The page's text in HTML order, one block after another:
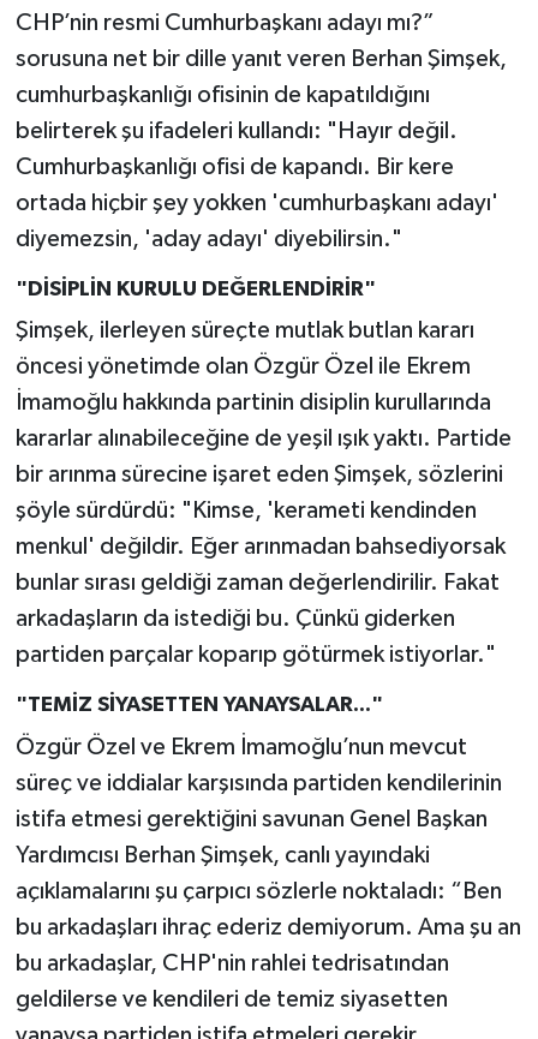
CHP’nin resmi Cumhurbaşkanı adayı mı?”
sorusuna net bir dille yanıt veren Berhan Şimşek,
cumhurbaşkanlığı ofisinin de kapatıldığını
belirterek şu ifadeleri kullandı: "Hayır değil.
Cumhurbaşkanlığı ofisi de kapandı. Bir kere
ortada hiçbir şey yokken 'cumhurbaşkanı adayı'
diyemezsin, 'aday adayı' diyebilirsin."
"DİSİPLİN KURULU DEĞERLENDİRİR"
Şimşek, ilerleyen süreçte mutlak butlan kararı
öncesi yönetimde olan Özgür Özel ile Ekrem
İmamoğlu hakkında partinin disiplin kurullarında
kararlar alınabileceğine de yeşil ışık yaktı. Partide
bir arınma sürecine işaret eden Şimşek, sözlerini
şöyle sürdürdü: "Kimse, 'kerameti kendinden
menkul' değildir. Eğer arınmadan bahsediyorsak
bunlar sırası geldiği zaman değerlendirilir. Fakat
arkadaşların da istediği bu. Çünkü giderken
partiden parçalar koparıp götürmek istiyorlar."
"TEMİZ SİYASETTEN YANAYSALAR..."
Özgür Özel ve Ekrem İmamoğlu’nun mevcut
süreç ve iddialar karşısında partiden kendilerinin
istifa etmesi gerektiğini savunan Genel Başkan
Yardımcısı Berhan Şimşek, canlı yayındaki
açıklamalarını şu çarpıcı sözlerle noktaladı: “Ben
bu arkadaşları ihraç ederiz demiyorum. Ama şu an
bu arkadaşlar, CHP'nin rahlei tedrisatından
geldilerse ve kendileri de temiz siyasetten